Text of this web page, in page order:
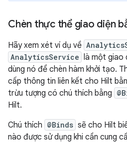
Chèn thực thể giao diện
Hãy xem xét ví dụ về
AnalyticsService là một giao
dùng nó để chèn hàm khởi tạo.
cấp thông tin liên kết cho Hilt
trừu tượng có chú thích bằng
Hilt.
Chú thích @Binds sẽ cho Hilt
nào được sử dụng khi cần cung